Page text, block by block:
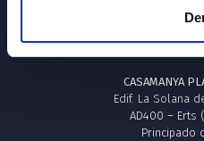
CASAMANYA
Edif. La Solana
AD400 – Erts
Principado